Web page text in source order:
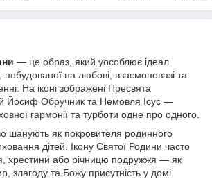
— це образ, який уособлює ідеал
побудованої на любові, взаємоповазі та
На іконі зображені Пресвята
Йосиф Обручник та Немовля Ісус —
гармонії та турботи одне про одного.
шанують як покровителя родинного
дітей. Ікону Святої Родини часто
хрестини або річницю подружжя — як
злагоду та Божу присутність у домі.